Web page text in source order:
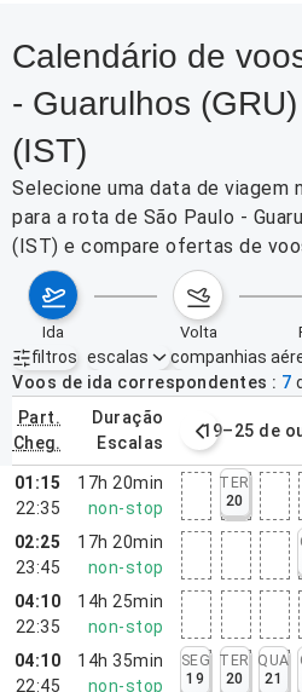
Calendário de
- Guarulhos
(IST)
Selecione uma data de viagem
para a rota de São Paulo -
(IST) e compare ofertas de
ida volta
filtros
Filtros ativos nenhum
escalas companhias
Voos de ida correspondentes
7
part.
cheg.
duração
escalas
outubro de 2026 19–25 de
01:15
22:35
17h 20min
non-stop
TER
20
02:25
23:45
17h 20min
non-stop
04:10
22:35
14h 25min
non-stop
04:10
22:45
14h 35min
non-stop
SEG
19
TER
20
QUA
21